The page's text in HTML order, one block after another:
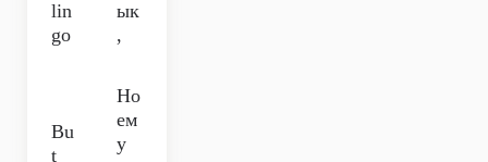
lin
go
ык
,
Bu
t
Но
ем
у